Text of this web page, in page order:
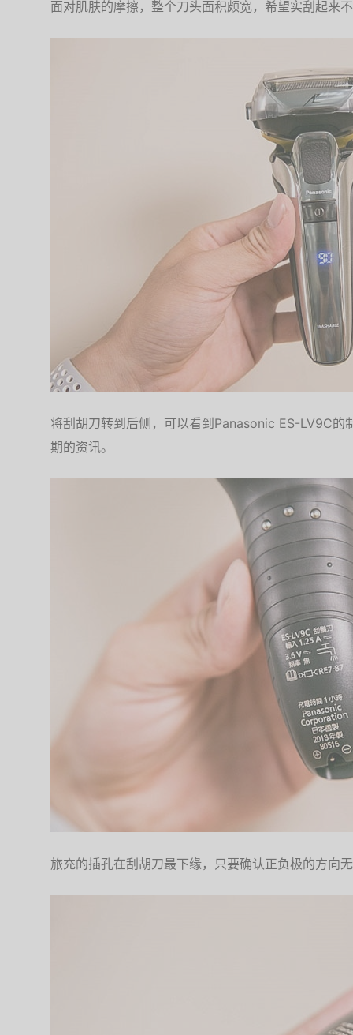
面对肌肤的摩擦，整个刀头面积颇宽，希望实刮起来
将刮胡刀转到后侧，可以看到Panasonic ES-LV9C的
期的资讯。
旅充的插孔在刮胡刀最下缘，只要确认正负极的方向